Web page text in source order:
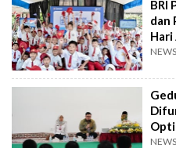
BRI
dan
Hari
NEWS
NEWS